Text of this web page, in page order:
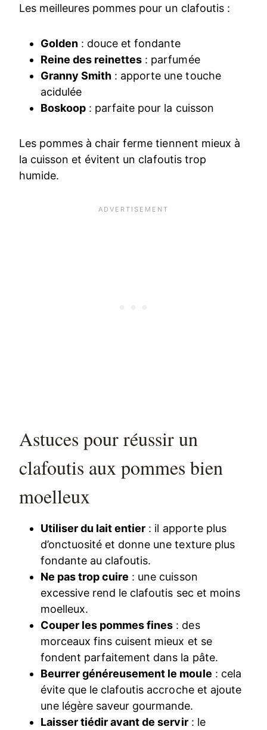
Les meilleures pommes pour un clafoutis :
Golden : douce et fondante
Reine des reinettes : parfumée
Granny Smith : apporte une touche
acidulée
Boskoop : parfaite pour la cuisson
Les pommes à chair ferme tiennent mieux à
la cuisson et évitent un clafoutis trop
humide.
Astuces pour réussir un
clafoutis aux pommes bien
moelleux
Utiliser du lait entier : il apporte plus
d’onctuosité et donne une texture plus
fondante au clafoutis.
Ne pas trop cuire : une cuisson
excessive rend le clafoutis sec et moins
moelleux.
Couper les pommes fines : des
morceaux fins cuisent mieux et se
fondent parfaitement dans la pâte.
Beurrer généreusement le moule : cela
évite que le clafoutis accroche et ajoute
une légère saveur gourmande.
Laisser tiédir avant de servir: le